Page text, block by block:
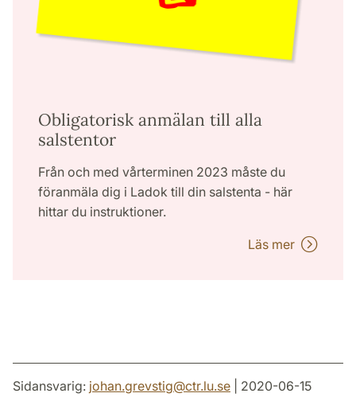
Obligatorisk anmälan till alla
salstentor
Från och med vårterminen 2023 måste du
föranmäla dig i Ladok till din salstenta - här
hittar du instruktioner.
Läs mer
Sidansvarig: johan.grevstig@ctr.lu.se | 2020-06-15